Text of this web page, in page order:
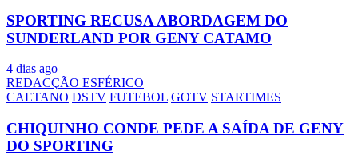
SPORTING RECUSA ABORDAGEM DO
SUNDERLAND POR GENY CATAMO
4 dias ago
REDACÇÃO ESFÉRICO
CAETANO DSTV FUTEBOL GOTV STARTIMES
CHIQUINHO CONDE PEDE A SAÍDA DE GENY
DO SPORTING